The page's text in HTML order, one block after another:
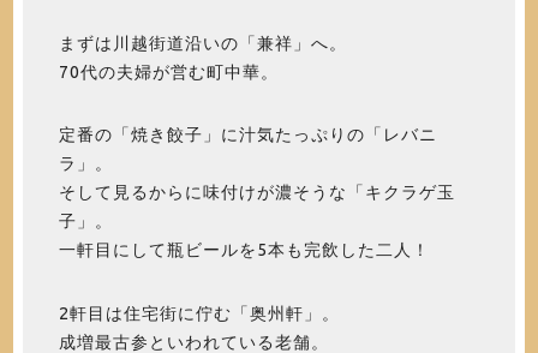
まずは川越街道沿いの「兼祥」へ。
70代の夫婦が営む町中華。
定番の「焼き餃子」に汁気たっぷりの「レバニ
ラ」。
そして見るからに味付けが濃そうな「キクラゲ玉
子」。
一軒目にして瓶ビールを5本も完飲した二人！
2軒目は住宅街に佇む「奥州軒」。
成増最古参といわれている老舗。